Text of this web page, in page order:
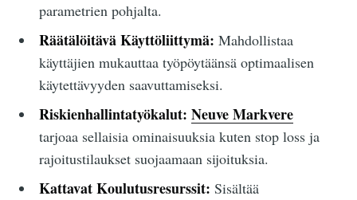
parametrien pohjalta.
Räätälöitävä Käyttöliittymä: Mahdollistaa
käyttäjien mukauttaa työpöytäänsä optimaalisen
käytettävyyden saavuttamiseksi.
Riskienhallintatyökalut: Neuve Markvere
tarjoaa sellaisia ominaisuuksia kuten stop loss ja
rajoitustilaukset suojaamaan sijoituksia.
Kattavat Koulutusresurssit: Sisältää